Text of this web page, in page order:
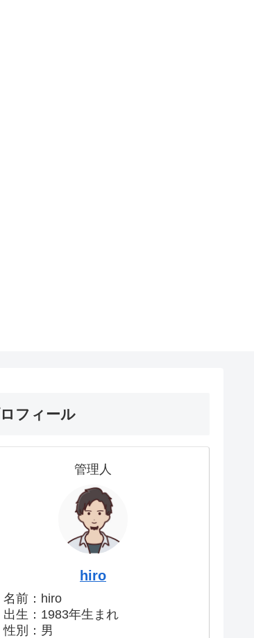
フィール
管理人
hiro
名前：hiro
出生：1983年生まれ
性別：男